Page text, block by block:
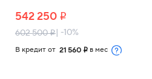
542 250 i
602 500i| -10%
В кредит от 21 560 i в мес